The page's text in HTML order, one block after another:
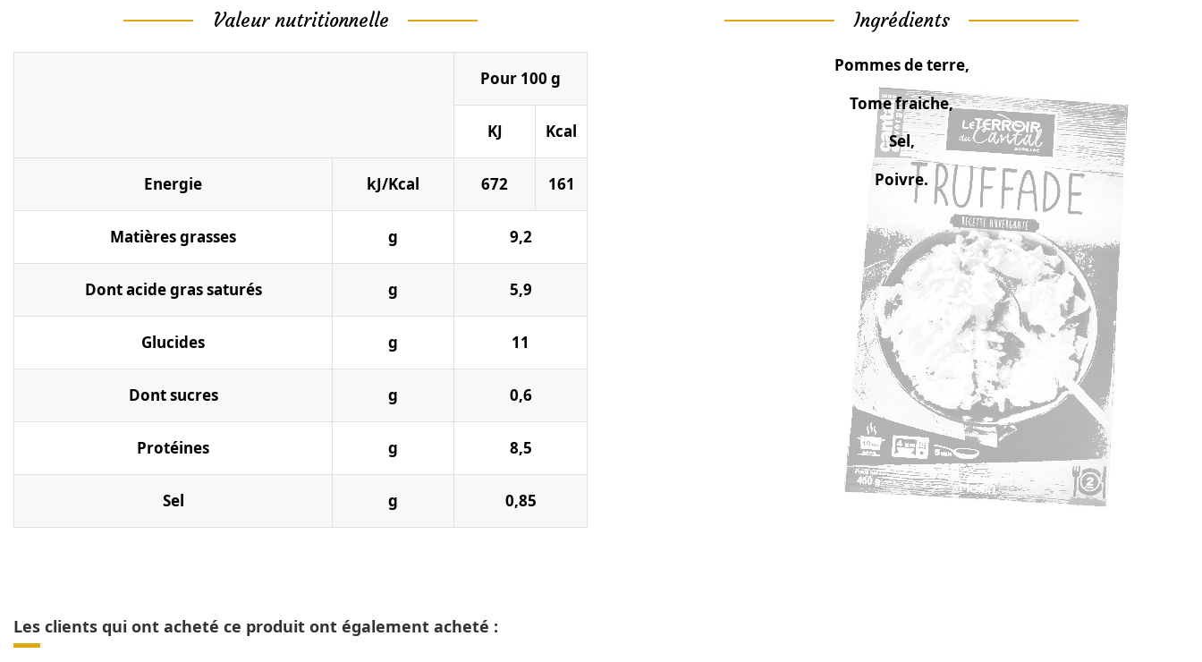
Valeur nutritionnelle
Pour 100 g
KJ Kcal
Energie kJ/Kcal 672 161
Matières grasses g 9,2
Dont acide gras saturés g 5,9
Glucides g 11
Dont sucres g 0,6
Protéines g 8,5
Sel g 0,85
Ingrédients
Pommes de terre,
Tome fraiche,
Sel,
Poivre.
Les clients qui ont acheté ce produit ont également acheté :